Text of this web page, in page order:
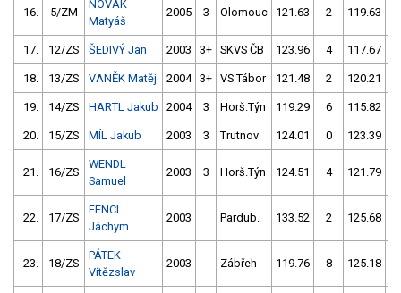
16. 5/ZM
NOVÁK
Matyáš
2005 3 Olomouc 121.63 2 119.63
17. 12/ZS ŠEDIVÝ Jan 2003 3+ SKVS ČB 123.96 4 117.67
18. 13/ZS VANĚK Matěj 2004 3+ VS Tábor 121.48 2 120.21
19. 14/ZS HARTL Jakub 2004 3 Horš.Týn 119.29 6 115.82
20. 15/ZS MÍL Jakub 2003 3 Trutnov 124.01 0 123.39
21. 16/ZS
WENDL
Samuel
2003 3 Horš.Týn 124.51 4 121.79
22. 17/ZS
FENCL
Jáchym
2003 Pardub. 133.52 2 125.68
23. 18/ZS
PÁTEK
Vítězslav
2003 Zábřeh 119.76 8 125.18